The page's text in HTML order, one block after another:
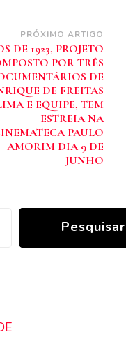
PRÓXIMO ARTIGO
DE 1923, PROJETO
POR TRÊS
DE
DE FREITAS
E EQUIPE, TEM
ESTREIA NA
PAULO
AMORIM DIA 9 DE
JUNHO
Pesquisar